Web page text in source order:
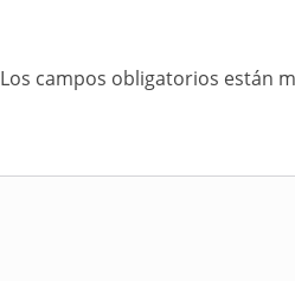
Los campos obligatorios están